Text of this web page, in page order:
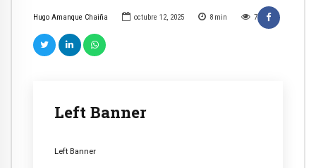
Hugo Amanque Chaiña octubre 12, 2025 8 min 7
Left Banner
Left Banner